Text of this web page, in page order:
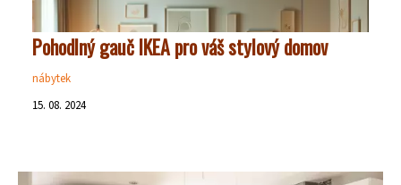
Pohodlný gauč IKEA pro váš stylový domov
nábytek
15. 08. 2024